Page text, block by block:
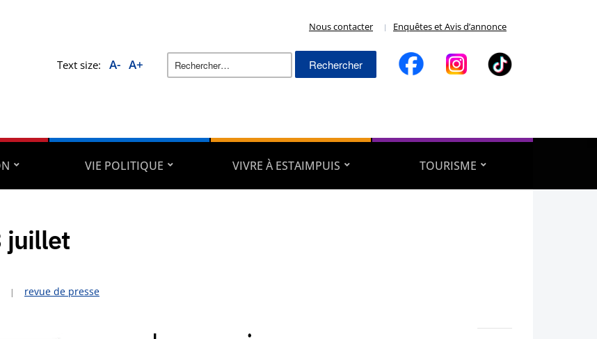
Nous contacter Enquêtes et Avis d’annonce
Text size: A- A+
Rechercher :
VIE POLITIQUE VIVRE À ESTAIMPUIS TOURISME
juillet
revue de presse